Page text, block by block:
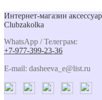
Интернет-магазин
Clubzakolka
WhatsApp / Телеграм:
+7-977-399-23-36
E-mail: dasheeva_e@list.ru